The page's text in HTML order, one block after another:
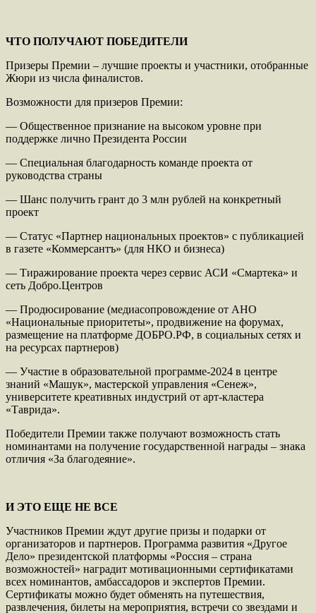
ЧТО ПОЛУЧАЮТ ПОБЕДИТЕЛИ
Призеры Премии – лучшие проекты и участники, отобранные
Жюри из числа финалистов.
Возможности для призеров Премии:
— Общественное признание на высоком уровне при
поддержке лично Президента России
— Специальная благодарность команде проекта от
руководства страны
— Шанс получить грант до 3 млн рублей на конкретный
проект
— Статус «Партнер национальных проектов» с публикацией
в газете «Коммерсантъ» (для НКО и бизнеса)
— Тиражирование проекта через сервис АСИ «Смартека» и
сеть Добро.Центров
— Продюсирование (медиасопровождение от АНО
«Национальные приоритеты», продвижение на форумах,
размещение на платформе ДОБРО.РФ, в социальных сетях и
на ресурсах партнеров)
— Участие в образовательной программе-2024 в центре
знаний «Машук», мастерской управления «Сенеж»,
университете креативных индустрий от арт-кластера
«Таврида».
Победители Премии также получают возможность стать
номинантами на получение государственной награды – знака
отличия «За благодеяние».
И ЭТО ЕЩЕ НЕ ВСЕ
Участников Премии ждут другие призы и подарки от
организаторов и партнеров. Программа развития «Другое
Дело» президентской платформы «Россия – страна
возможностей» наградит мотивационными сертификатами
всех номинантов, амбассадоров и экспертов Премии.
Сертификаты можно будет обменять на путешествия,
развлечения, билеты на мероприятия, встречи со звездами и